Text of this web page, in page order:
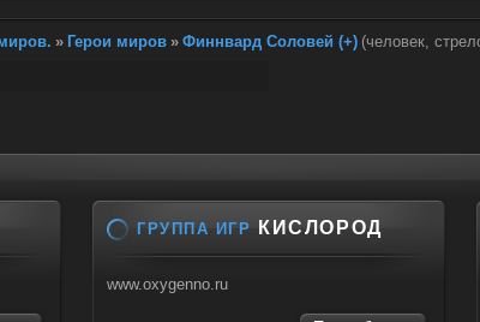
» Герои миров » Финнвард Соловей (+) (человек,
ГРУППА ИГР КИСЛОРОД
www.oxygenno.ru